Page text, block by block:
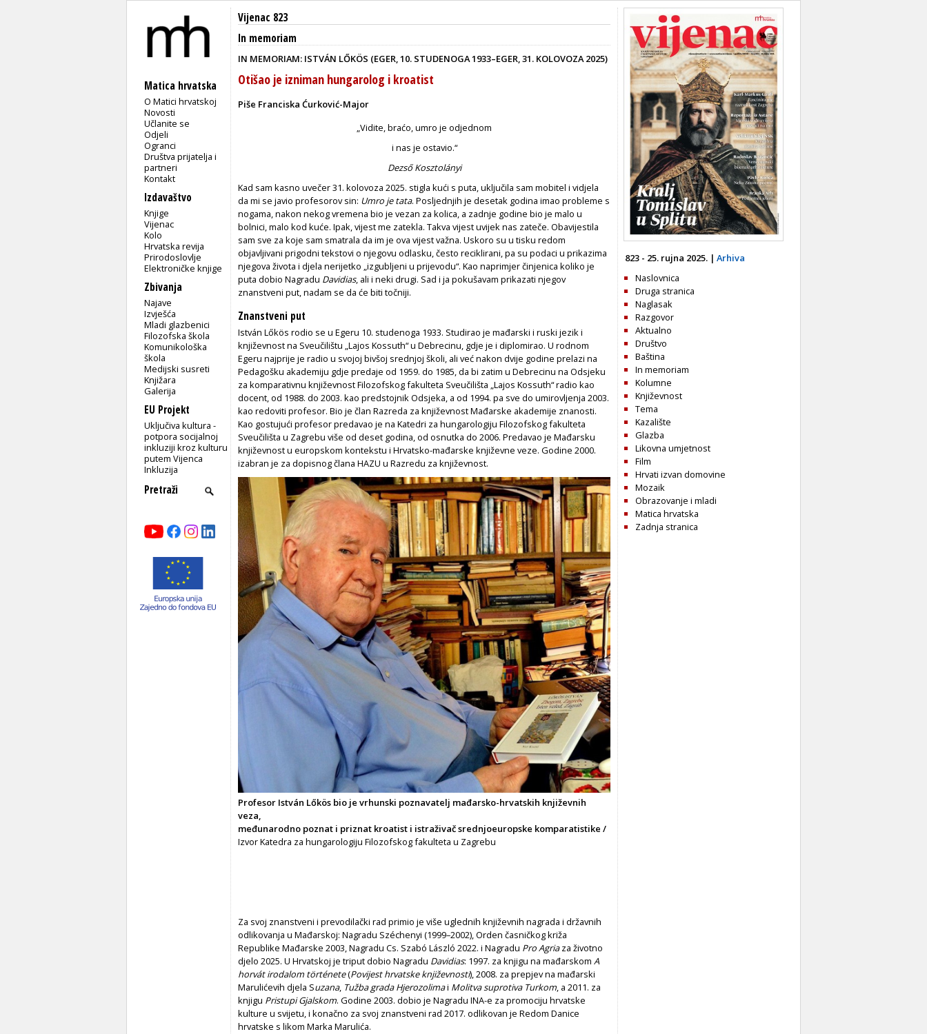
Matica hrvatska
O Matici hrvatskoj
Novosti
Učlanite se
Odjeli
Ogranci
Društva prijatelja i
partneri
Kontakt
Izdavaštvo
Knjige
Vijenac
Kolo
Hrvatska revija
Prirodoslovlje
Elektroničke knjige
Zbivanja
Najave
Izvješća
Mladi glazbenici
Filozofska škola
Komunikološka
škola
Medijski susreti
Knjižara
Galerija
EU Projekt
Uključiva kultura -
potpora socijalnoj
inkluziji kroz kulturu
putem Vijenca
Inkluzija
Vijenac 823
In memoriam
IN MEMORIAM: ISTVÁN LŐKÖS (EGER, 10. STUDENOGA 1933–EGER, 31. KOLOVOZA 2025)
Otišao je izniman hungarolog i kroatist
Piše Franciska Ćurković-Major
„Vidite, braćo, umro je odjednom
i nas je ostavio.“
Dezső Kosztolányi
Kad sam kasno uvečer 31. kolovoza 2025. stigla kući s puta, uključila sam mobitel i vidjela
da mi se javio profesorov sin: Umro je tata. Posljednjih je desetak godina imao probleme s
nogama, nakon nekog vremena bio je vezan za kolica, a zadnje godine bio je malo u
bolnici, malo kod kuće. Ipak, vijest me zatekla. Takva vijest uvijek nas zateče. Obavijestila
sam sve za koje sam smatrala da im je ova vijest važna. Uskoro su u tisku redom
objavljivani prigodni tekstovi o njegovu odlasku, često reciklirani, pa su podaci u prikazima
njegova života i djela nerijetko „izgubljeni u prijevodu“. Kao naprimjer činjenica koliko je
puta dobio Nagradu Davidias, ali i neki drugi. Sad i ja pokušavam prikazati njegov
znanstveni put, nadam se da će biti točniji.
Znanstveni put
István Lőkös rodio se u Egeru 10. studenoga 1933. Studirao je mađarski i ruski jezik i
književnost na Sveučilištu „Lajos Kossuth“ u Debrecinu, gdje je i diplomirao. U rodnom
Egeru najprije je radio u svojoj bivšoj srednjoj školi, ali već nakon dvije godine prelazi na
Pedagošku akademiju gdje predaje od 1959. do 1985, da bi zatim u Debrecinu na Odsjeku
za komparativnu književnost Filozofskog fakulteta Sveučilišta „Lajos Kossuth“ radio kao
docent, od 1988. do 2003. kao predstojnik Odsjeka, a od 1994. pa sve do umirovljenja 2003.
kao redoviti profesor. Bio je član Razreda za književnost Mađarske akademije znanosti.
Kao gostujući profesor predavao je na Katedri za hungarologiju Filozofskog fakulteta
Sveučilišta u Zagrebu više od deset godina, od osnutka do 2006. Predavao je Mađarsku
književnost u europskom kontekstu i Hrvatsko-mađarske književne veze. Godine 2000.
izabran je za dopisnog člana HAZU u Razredu za književnost.
Profesor István Lőkös bio je vrhunski poznavatelj mađarsko-hrvatskih književnih
veza,
međunarodno poznat i priznat kroatist i istraživač srednjoeuropske komparatistike /
Izvor Katedra za hungarologiju Filozofskog fakulteta u Zagrebu
Za svoj znanstveni i prevodilački rad primio je više uglednih književnih nagrada i državnih
odlikovanja u Mađarskoj: Nagradu Széchenyi (1999–2002), Orden časničkog križa
Republike Mađarske 2003, Nagradu Cs. Szabó László 2022. i Nagradu Pro Agriaza životno
djelo 2025. U Hrvatskoj je triput dobio Nagradu Davidias: 1997. za knjigu na mađarskom A
horvát irodalom története(Povijest hrvatske književnosti), 2008. za prepjev na mađarski
Marulićevih djela Suzana, Tužba grada Hjerozolimai Molitva suprotiva Turkom, a 2011. za
knjigu Pristupi Gjalskom. Godine 2003. dobio je Nagradu INA-e za promociju hrvatske
kulture u svijetu, i konačno za svoj znanstveni rad 2017. odlikovan je Redom Danice
hrvatske s likom Marka Marulića.
823 - 25. rujna 2025. | Arhiva
Naslovnica
Druga stranica
Naglasak
Razgovor
Aktualno
Društvo
Baština
In memoriam
Kolumne
Književnost
Tema
Kazalište
Glazba
Likovna umjetnost
Film
Hrvati izvan domovine
Mozaik
Obrazovanje i mladi
Matica hrvatska
Zadnja stranica